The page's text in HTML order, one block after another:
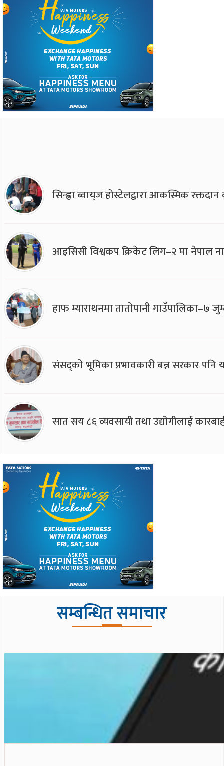
सिन्ह्वा ब्वाय्‌ज होस्टेलद्वारा आकस्मिक
आइसिसी विश्वकप क्रिकेट लिग–२ मा नेपाल
हाफ म्याराथनमा तातोपानी गाउँपालिका–७
संसद्को भूमिका प्रभावकारी बन्न सरकार पनि
सात सय ८६ व्यवसायी तथा उद्योगीलाई
सम्बन्धित समाचार